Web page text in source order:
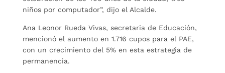
niños por computador”, dijo el Alcalde.
Ana Leonor Rueda Vivas, secretaria de Educación,
mencionó el aumento en 1.716 cupos para el PAE,
con un crecimiento del 5% en esta estrategia de
permanencia.